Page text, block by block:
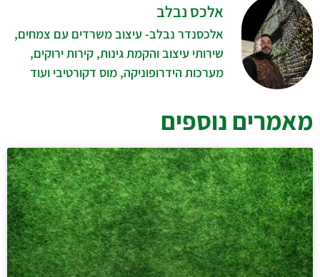
אלכס נבלב
אלכסנדר נבלב- עיצוב משרדים עם צמחים,
שירותי עיצוב והקמת גינות, קירות ירוקים,
מערכות הידרופוניקה, מוס דקורטיבי ועוד
מאמרים נוספים